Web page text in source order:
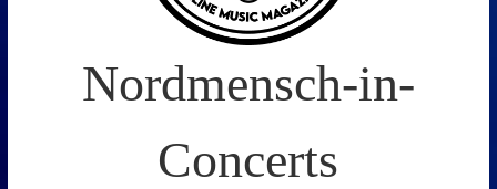
Nordmensch-in-
Concerts